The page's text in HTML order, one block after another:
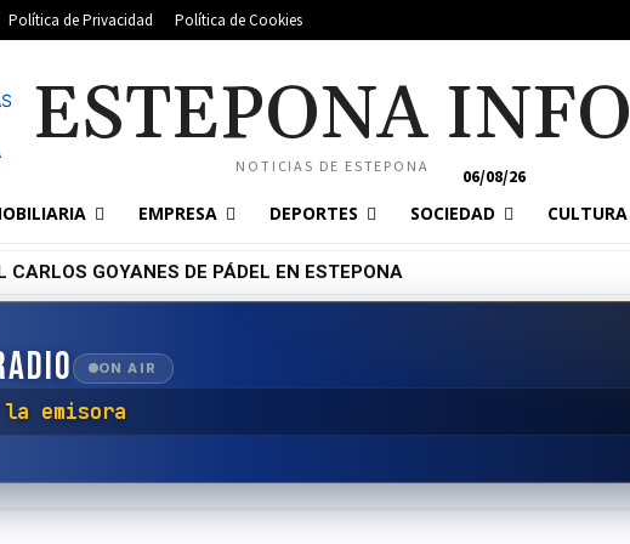
Política de Privacidad Política de Cookies
ESTEPONA INFO
NOTICIAS DE ESTEPONA 06/08/26
EMPRESA DEPORTES SOCIEDAD CULTURA
GOYANES DE PÁDEL EN ESTEPONA
ON AIR
con la emisora